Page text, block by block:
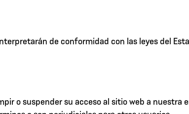
de conformidad con las leyes del
o suspender su acceso al sitio web a